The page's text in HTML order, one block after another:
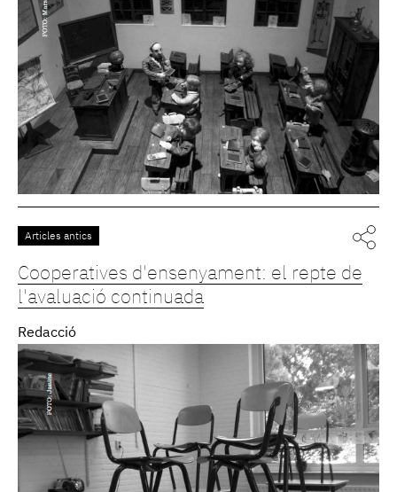
Articles antics
Cooperatives d'ensenyament: el repte de
l'avaluació continuada
Redacció